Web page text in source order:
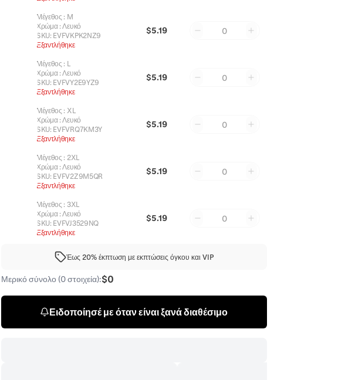
Μέγεθος : M
Χρώμα:Λευκό
SKU: EVFVKPK2NZ9
Εξαντλήθηκε
$5.19 0
Μέγεθος : L
Χρώμα:Λευκό
SKU: EVFVY2E9YZ9
Εξαντλήθηκε
$5.19 0
Μέγεθος : XL
Χρώμα:Λευκό
SKU: EVFVRQ7KM3Y
Εξαντλήθηκε
$5.19 0
Μέγεθος : 2XL
Χρώμα:Λευκό
SKU: EVFV2Z9M5QR
Εξαντλήθηκε
$5.19 0
Μέγεθος : 3XL
Χρώμα:Λευκό
SKU: EVFVJ3529NQ
Εξαντλήθηκε
$5.19 0
Έως 20% έκπτωση με εκπτώσεις όγκου και VIP
Μερικό σύνολο (0 στοιχεία):$0
Ειδοποίησέ με όταν είναι ξανά διαθέσιμο